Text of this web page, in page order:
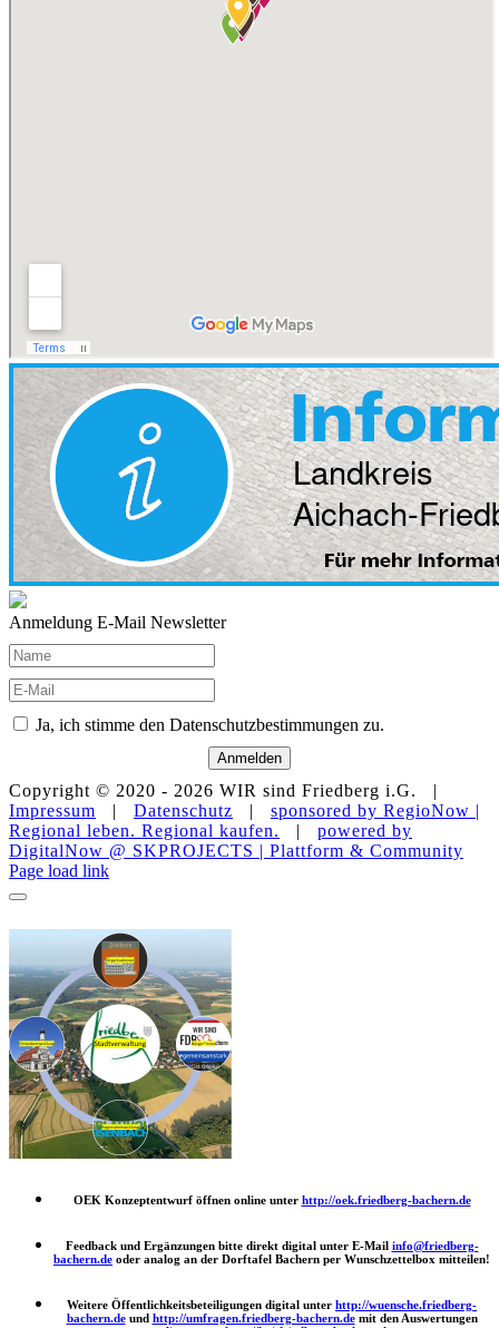
Anmeldung E-Mail Newsletter
Ja, ich stimme den Datenschutzbestimmungen zu.
Anmelden
Copyright © 2020 - 2026 WIR sind Friedberg i.G. |
Impressum | Datenschutz | sponsored by RegioNow |
Regional leben. Regional kaufen.
| powered by
DigitalNow @ SKPROJECTS | Plattform & Community
E-
Mail
WhatsApp
Facebook
Instagram
YouTube
Page load link
OEK Konzeptentwurf öffnen online unter http://oek.friedberg-bachern.de
Feedback und Ergänzungen bitte direkt digital unter E-Mail info@friedberg-
bachern.de oder analog an der Dorftafel Bachern per Wunschzettelbox mitteilen!
Weitere Öffentlichkeitsbeteiligungen digital unter http://wuensche.friedberg-
bachern.deund http://umfragen.friedberg-bachern.de mit den Auswertungen